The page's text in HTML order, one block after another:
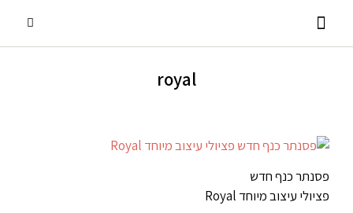
royal
פסנתר כנף חדש
פציולי עיצוב מיוחד Royal